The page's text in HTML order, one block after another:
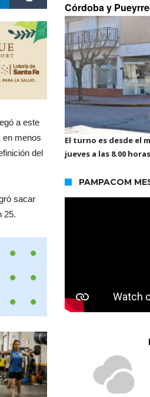
a este
en menos
del
sacar
25.
Córdoba y
El turno es desde el
jueves a las 8.00 horas
PAMPACOM